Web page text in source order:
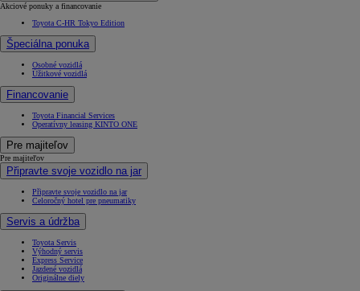
Akciové ponuky a financovanie
Toyota C-HR Tokyo Edition
Špeciálna ponuka
Osobné vozidlá
Úžitkové vozidlá
Financovanie
Toyota Financial Services
Operatívny leasing KINTO ONE
Pre majiteľov
Pre majiteľov
Připravte svoje vozidlo na jar
Připravte svoje vozidlo na jar
Celoročný hotel pre pneumatiky
Servis a údržba
Toyota Servis
Výhodný servis
Express Service
Jazdené vozidlá
Originálne diely